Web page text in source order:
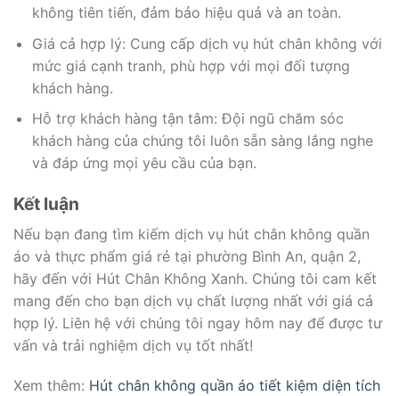
không tiên tiến, đảm bảo hiệu quả và an toàn.
Giá cả hợp lý: Cung cấp dịch vụ hút chân không với
mức giá cạnh tranh, phù hợp với mọi đối tượng
khách hàng.
Hỗ trợ khách hàng tận tâm: Đội ngũ chăm sóc
khách hàng của chúng tôi luôn sẵn sàng lắng nghe
và đáp ứng mọi yêu cầu của bạn.
Kết luận
Nếu bạn đang tìm kiếm dịch vụ hút chân không quần
áo và thực phẩm giá rẻ tại phường Bình An, quận 2,
hãy đến với Hút Chân Không Xanh. Chúng tôi cam kết
mang đến cho bạn dịch vụ chất lượng nhất với giá cả
hợp lý. Liên hệ với chúng tôi ngay hôm nay để được tư
vấn và trải nghiệm dịch vụ tốt nhất!
Xem thêm: Hút chân không quần áo tiết kiệm diện tích